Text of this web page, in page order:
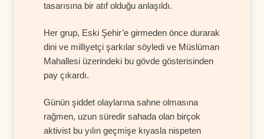
tasarısına bir atıf olduğu anlaşıldı.
Her grup, Eski Şehir’e girmeden önce durarak
dini ve milliyetçi şarkılar söyledi ve Müslüman
Mahallesi üzerindeki bu gövde gösterisinden
pay çıkardı.
Günün şiddet olaylarına sahne olmasına
rağmen, uzun süredir sahada olan birçok
aktivist bu yılın geçmişe kıyasla nispeten